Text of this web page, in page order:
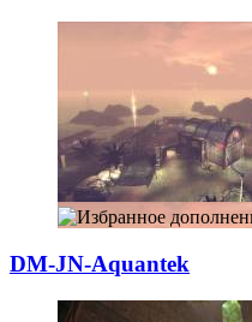
DM-JN-Aquantek